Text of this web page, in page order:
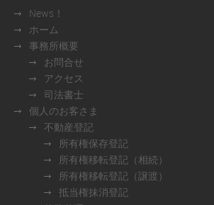
News！
ホーム
事務所概要
お問合せ
アクセス
司法書士
個人のお客さま
不動産登記
所有権保存登記
所有権移転登記（相続）
所有権移転登記（譲渡）
抵当権抹消登記